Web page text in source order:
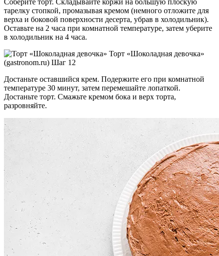
тарелку стопкой, промазывая кремом (немного отложите для
верха и боковой поверхности десерта, убрав в холодильник).
Оставьте на 2 часа при комнатной температуре, затем уберите
в холодильник на 4 часа.
Торт «Шоколадная девочка»
(gastronom.ru) Шаг 12
Достаньте оставшийся крем. Подержите его при комнатной
температуре 30 минут, затем перемешайте лопаткой.
Достаньте торт. Смажьте кремом бока и верх торта,
разровняйте.